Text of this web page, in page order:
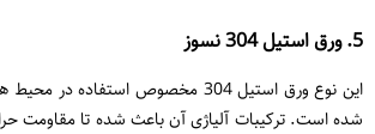
5. ورق استیل 304 نسوز
این نوع ورق استیل 304 مخصوص استفاده
شده است. ترکیبات آلیاژی آن باعث شده تا مقاومت